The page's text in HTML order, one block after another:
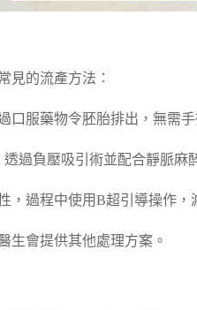
見的流產方法：
口服藥物令胚胎排出，無需
透過負壓吸引術並配合靜脈麻
，過程中使用B超引導操作
生會提供其他處理方案。